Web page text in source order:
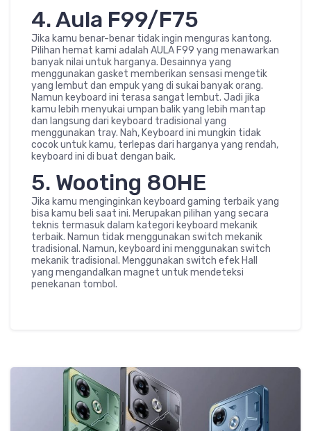
4. Aula F99/F75
Jika kamu benar-benar tidak ingin menguras kantong.
Pilihan hemat kami adalah AULA F99 yang menawarkan
banyak nilai untuk harganya. Desainnya yang
menggunakan gasket memberikan sensasi mengetik
yang lembut dan empuk yang di sukai banyak orang.
Namun keyboard ini terasa sangat lembut. Jadi jika
kamu lebih menyukai umpan balik yang lebih mantap
dan langsung dari keyboard tradisional yang
menggunakan tray. Nah, Keyboard ini mungkin tidak
cocok untuk kamu, terlepas dari harganya yang rendah,
keyboard ini di buat dengan baik.
5. Wooting 8OHE
Jika kamu menginginkan keyboard gaming terbaik yang
bisa kamu beli saat ini. Merupakan pilihan yang secara
teknis termasuk dalam kategori keyboard mekanik
terbaik. Namun tidak menggunakan switch mekanik
tradisional. Namun, keyboard ini menggunakan switch
mekanik tradisional. Menggunakan switch efek Hall
yang mengandalkan magnet untuk mendeteksi
penekanan tombol.